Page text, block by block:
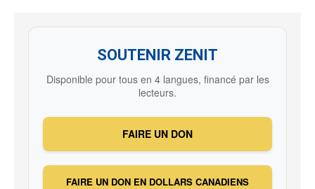
SOUTENIR ZENIT
Disponible pour tous en 4 langues, financé par les
lecteurs.
FAIRE UN DON
FAIRE UN DON EN DOLLARS CANADIENS